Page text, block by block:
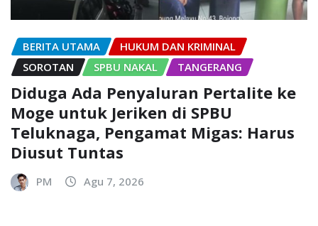
BERITA UTAMA
HUKUM DAN KRIMINAL
SOROTAN
SPBU NAKAL TANGERANG
Diduga Ada Penyaluran Pertalite ke
Moge untuk Jeriken di SPBU
Teluknaga, Pengamat Migas: Harus
Diusut Tuntas
PM Agu 7, 2026